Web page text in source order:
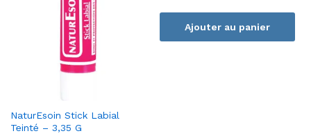
NaturEsoin Stick Labial
Teinté – 3,35 G
Ajouter au panier